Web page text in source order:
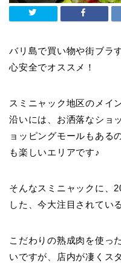
バリ島で買い物や街ブラ
心安全でオススメ！
スミニャック地区のメイ
沿いには、お洒落なショ
ョッピングモールもある
も楽しいエリアです♪
そんなスミニャックに、
した、今大注目されてい
こだわりの熟成肉を使っ
いですが、店内が凄くス